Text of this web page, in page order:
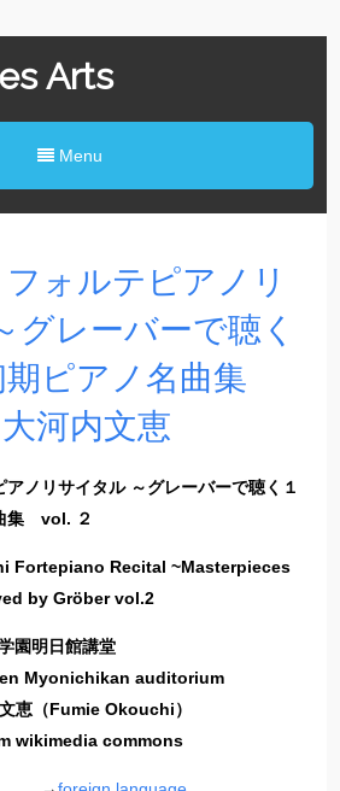
Arts
Menu
ォルテピアノリ
グレーバーで聴く
期ピアノ名曲集
河内文恵
ノリサイタル ～グレーバーで聴く１
曲集 vol. ２
Fortepiano Recital ~Masterpieces
by Gröber vol.2
園明日館講堂
Myonichikan auditorium
恵（Fumie Okouchi）
wikimedia commons